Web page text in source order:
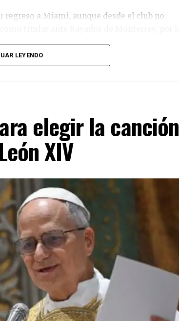
a Miami, aunque desde el club no
de la Selección y su familia recibieron
mundial: mensajes de Barcelona, Real
atravesó a todo el ambiente de la pelota.
LEYENDO
elegir la canción
XIV